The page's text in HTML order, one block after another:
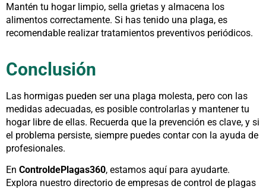
Mantén tu hogar limpio, sella grietas y almacena los
alimentos correctamente. Si has tenido una plaga, es
recomendable realizar tratamientos preventivos periódicos.
Conclusión
Las hormigas pueden ser una plaga molesta, pero con las
medidas adecuadas, es posible controlarlas y mantener tu
hogar libre de ellas. Recuerda que la prevención es clave, y si
el problema persiste, siempre puedes contar con la ayuda de
profesionales.
En ControldePlagas360, estamos aquí para ayudarte.
Explora nuestro directorio de empresas de control de plagas